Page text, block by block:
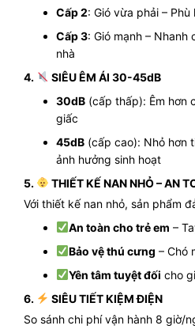
Cấp 2: Gió vừa phải –
Cấp 3: Gió mạnh – Nhanh
nhà
4.
SIÊU ÊM ÁI 30-45dB
30dB (cấp thấp): Êm hơn
giấc
45dB (cấp cao): Nhỏ hơn
ảnh hưởng sinh hoạt
5.
THIẾT KẾ NAN NHỎ – AN
Với thiết kế nan nhỏ, sản phẩm
An toàn cho trẻ em –
Bảo vệ thú cưng – Chó
Yên tâm tuyệt đối cho
6.
SIÊU TIẾT KIỆM ĐIỆN
So sánh chi phí vận hành 8 giờ/